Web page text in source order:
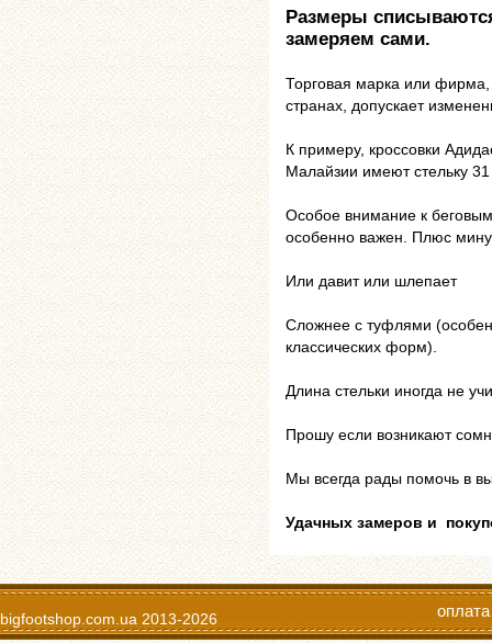
Размеры
замеряем сами.
Торговая марка или
странах, допускает
К примеру, кроссовки
Малайзии имеют стельку
Особое внимание к
особенно важен. Плюс
Или давит или шлепает
Сложнее с туфлями
классических форм).
Длина стельки иногда не
Прошу если возникают
Мы всегда рады помочь в
Удачных замеров и
bigfootshop.com.ua 2013-2026 оплата